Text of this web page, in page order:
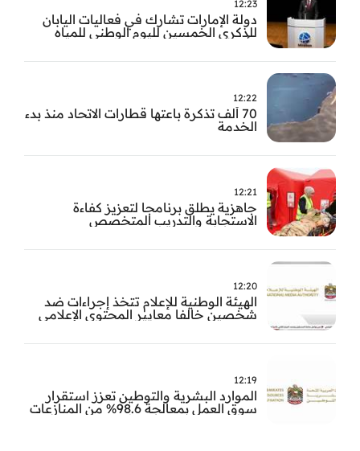
12:23
دولة الإمارات تشارك في فعاليات اليابان
للذكرى الخمسين لليوم الوطني للمياه
12:22
70 ألف تذكرة باعتها قطارات الاتحاد منذ بدء
الخدمة
12:21
جاهزية يطلق برنامجا لتعزيز كفاءة
الاستجابة والتدريب المتخصص
12:20
الهيئة الوطنية للإعلام تتخذ إجراءات ضد
شخصين خالفا معايير المحتوى الإعلامي
12:19
الموارد البشرية والتوطين تعزز استقرار
سوق العمل بمعالجة 98.6% من المنازعات